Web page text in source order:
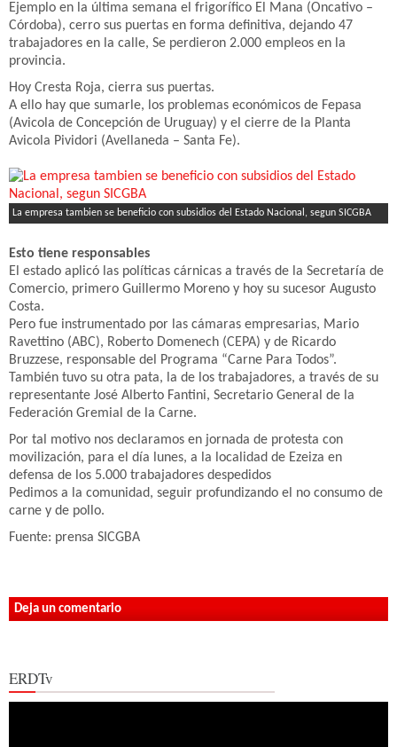
Ejemplo en la última semana el frigorífico El Mana (Oncativo –
Córdoba), cerro sus puertas en forma definitiva, dejando 47
trabajadores en la calle, Se perdieron 2.000 empleos en la
provincia.
Hoy Cresta Roja, cierra sus puertas.
A ello hay que sumarle, los problemas económicos de Fepasa
(Avicola de Concepción de Uruguay) y el cierre de la Planta
Avicola Pividori (Avellaneda – Santa Fe).
La empresa tambien se beneficio con subsidios del Estado Nacional, segun SICGBA
Esto tiene responsables
El estado aplicó las políticas cárnicas a través de la Secretaría de
Comercio, primero Guillermo Moreno y hoy su sucesor Augusto
Costa.
Pero fue instrumentado por las cámaras empresarias, Mario
Ravettino (ABC), Roberto Domenech (CEPA) y de Ricardo
Bruzzese, responsable del Programa “Carne Para Todos”.
También tuvo su otra pata, la de los trabajadores, a través de su
representante José Alberto Fantini, Secretario General de la
Federación Gremial de la Carne.
Por tal motivo nos declaramos en jornada de protesta con
movilización, para el día lunes, a la localidad de Ezeiza en
defensa de los 5.000 trabajadores despedidos
Pedimos a la comunidad, seguir profundizando el no consumo de
carne y de pollo.
Fuente: prensa SICGBA
Deja un comentario
ERDTv